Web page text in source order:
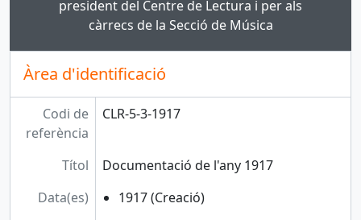
president del Centre de Lectura i per als
càrrecs de la Secció de Música
Àrea d'identificació
Codi de
referència
CLR-5-3-1917
Títol
Documentació de l'any 1917
Data(es)
1917 (Creació)